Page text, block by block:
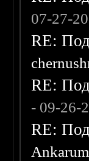
07-27-
RE:
RE:
- 09-26-
RE:
Ankarum